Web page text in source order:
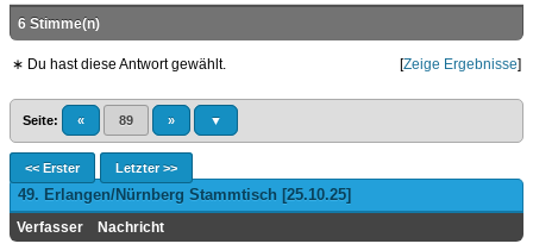
6 Stimme(n)
∗ Du hast diese Antwort gewählt. [Zeige Ergebnisse]
Seite: « 89 » ▼
<< Erster Letzter >>
49. Erlangen/Nürnberg Stammtisch [25.10.25]
Verfasser Nachricht